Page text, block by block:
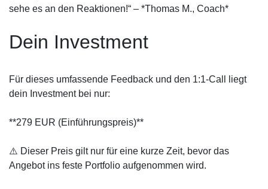
sehe es an den Reaktionen!“ – *Thomas M., Coach*
Dein Investment
Für dieses umfassende Feedback und den 1:1-Call liegt
dein Investment bei nur:
**279 EUR (Einführungspreis)**
⚠️ Dieser Preis gilt nur für eine kurze Zeit, bevor das
Angebot ins feste Portfolio aufgenommen wird.